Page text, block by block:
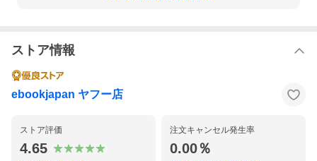
ストア情報
ebookjapan ヤフー店
ストア評価
4.65
注文キャンセル発生率
0.00％